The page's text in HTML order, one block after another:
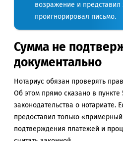
возражение и представил
проигнорировал письмо.
Сумма не
документально
Нотариус обязан проверять
Об этом прямо сказано в пункте
законодательства о нотариате.
предоставил только
подтверждения платежей и